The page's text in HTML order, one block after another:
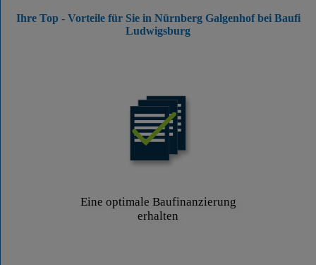
Ihre Top - Vorteile für Sie in Nürnberg Galgenhof bei Baufi
Ludwigsburg
Eine optimale Baufinanzierung
erhalten